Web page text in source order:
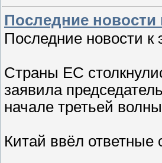
Последние новости
Последние новости к
Страны ЕС
заявила
начале третьей
Китай ввёл